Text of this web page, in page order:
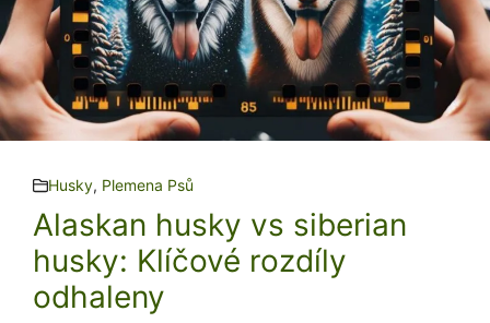
Husky, Plemena Psů
Alaskan husky vs siberian
husky: Klíčové rozdíly
odhaleny